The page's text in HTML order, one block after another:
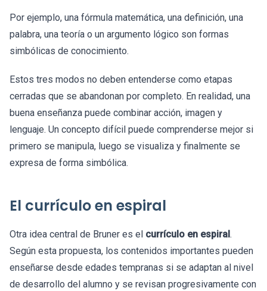
Por ejemplo, una fórmula matemática, una definición, una
palabra, una teoría o un argumento lógico son formas
simbólicas de conocimiento.
Estos tres modos no deben entenderse como etapas
cerradas que se abandonan por completo. En realidad, una
buena enseñanza puede combinar acción, imagen y
lenguaje. Un concepto difícil puede comprenderse mejor si
primero se manipula, luego se visualiza y finalmente se
expresa de forma simbólica.
El currículo en espiral
Otra idea central de Bruner es el currículo en espiral .
Según esta propuesta, los contenidos importantes pueden
enseñarse desde edades tempranas si se adaptan al nivel
de desarrollo del alumno y se revisan progresivamente con